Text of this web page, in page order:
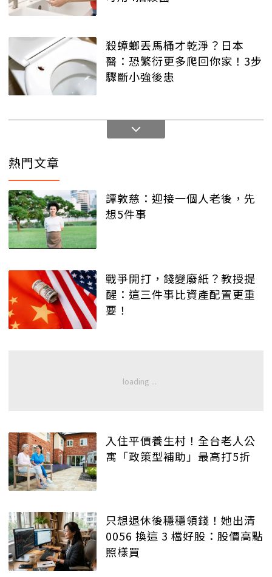
殺蟑螂丟馬桶才乾淨？日本
醫：恐繁衍更多爬回你家！3步
驟斷小強後患
熱門文章
譚敦慈：迎接一個人老後，先
想5件事
戰爭開打，錢變廢紙？教授提
醒：這三件事比資產配置更重
要！
入住平價養生村！全台老人公
寓「政策型補助」最高打5折
只想退休後穩穩領錢！她出清
0056 換這 3 檔好股：股價高點
照樣買